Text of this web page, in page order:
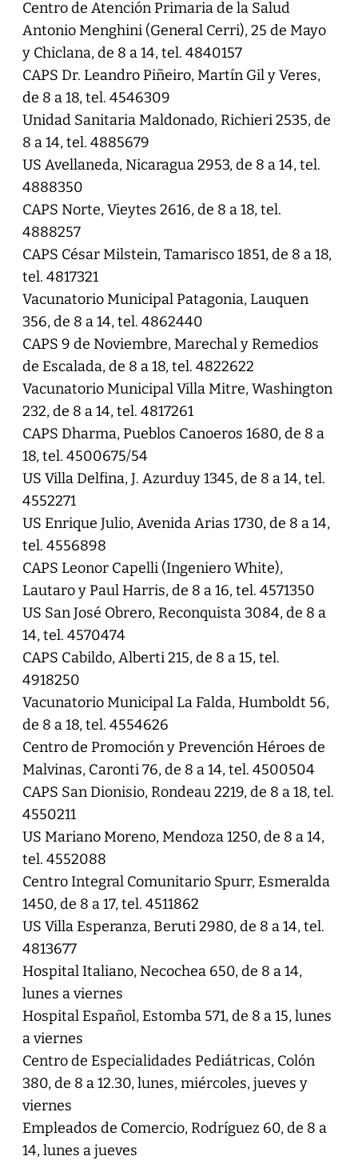
Centro de Atención Primaria de la Salud
Antonio Menghini (General Cerri), 25 de Mayo
y Chiclana, de 8 a 14, tel. 4840157
CAPS Dr. Leandro Piñeiro, Martín Gil y Veres,
de 8 a 18, tel. 4546309
Unidad Sanitaria Maldonado, Richieri 2535, de
8 a 14, tel. 4885679
US Avellaneda, Nicaragua 2953, de 8 a 14, tel.
4888350
CAPS Norte, Vieytes 2616, de 8 a 18, tel.
4888257
CAPS César Milstein, Tamarisco 1851, de 8 a 18,
tel. 4817321
Vacunatorio Municipal Patagonia, Lauquen
356, de 8 a 14, tel. 4862440
CAPS 9 de Noviembre, Marechal y Remedios
de Escalada, de 8 a 18, tel. 4822622
Vacunatorio Municipal Villa Mitre, Washington
232, de 8 a 14, tel. 4817261
CAPS Dharma, Pueblos Canoeros 1680, de 8 a
18, tel. 4500675/54
US Villa Delfina, J. Azurduy 1345, de 8 a 14, tel.
4552271
US Enrique Julio, Avenida Arias 1730, de 8 a 14,
tel. 4556898
CAPS Leonor Capelli (Ingeniero White),
Lautaro y Paul Harris, de 8 a 16, tel. 4571350
US San José Obrero, Reconquista 3084, de 8 a
14, tel. 4570474
CAPS Cabildo, Alberti 215, de 8 a 15, tel.
4918250
Vacunatorio Municipal La Falda, Humboldt 56,
de 8 a 18, tel. 4554626
Centro de Promoción y Prevención Héroes de
Malvinas, Caronti 76, de 8 a 14, tel. 4500504
CAPS San Dionisio, Rondeau 2219, de 8 a 18, tel.
4550211
US Mariano Moreno, Mendoza 1250, de 8 a 14,
tel. 4552088
Centro Integral Comunitario Spurr, Esmeralda
1450, de 8 a 17, tel. 4511862
US Villa Esperanza, Beruti 2980, de 8 a 14, tel.
4813677
Hospital Italiano, Necochea 650, de 8 a 14,
lunes a viernes
Hospital Español, Estomba 571, de 8 a 15, lunes
a viernes
Centro de Especialidades Pediátricas, Colón
380, de 8 a 12.30, lunes, miércoles, jueves y
viernes
Empleados de Comercio, Rodríguez 60, de 8 a
14, lunes a jueves